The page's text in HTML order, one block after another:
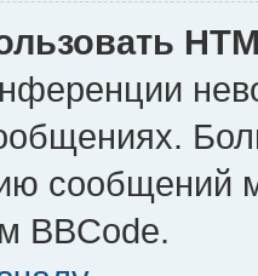
сообщений
BBCode.